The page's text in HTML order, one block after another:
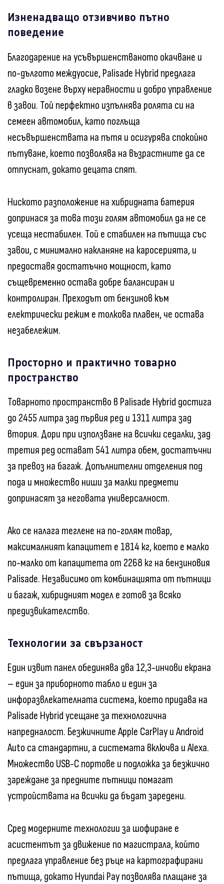
Изненадващо отзивчиво пътно
поведение
Благодарение на усъвършенстваното окачване и
по-дългото междуосие, Palisade Hybrid предлага
гладко возене върху неравности и добро управление
в завои. Той перфектно изпълнява ролята си на
семеен автомобил, като поглъща
несъвършенствата на пътя и осигурява спокойно
пътуване, което позволява на възрастните да се
отпуснат, докато децата спят.
Ниското разположение на хибридната батерия
допринася за това този голям автомобил да не се
усеща нестабилен. Той е стабилен на пътища със
завои, с минимално накланяне на каросерията, и
предоставя достатъчно мощност, като
същевременно остава добре балансиран и
контролиран. Преходът от бензинов към
електрически режим е толкова плавен, че остава
незабележим.
Просторно и практично товарно
пространство
Товарното пространство в Palisade Hybrid достига
до 2455 литра зад първия ред и 1311 литра зад
втория. Дори при използване на всички седалки, зад
третия ред остават 541 литра обем, достатъчни
за превоз на багаж. Допълнителни отделения под
пода и множество ниши за малки предмети
допринасят за неговата универсалност.
Ако се налага теглене на по-голям товар,
максималният капацитет е 1814 кг, което е малко
по-малко от капацитета от 2268 кг на бензиновия
Palisade. Независимо от комбинацията от пътници
и багаж, хибридният модел е готов за всяко
предизвикателство.
Технологии за свързаност
Един извит панел обединява два 12,3-инчови екрана
– един за приборното табло и един за
инфоразвлекателната система, което придава на
Palisade Hybrid усещане за технологична
напредналост. Безжичните Apple CarPlay и Android
Auto са стандартни, а системата включва и Alexa.
Множество USB-C портове и подложка за безжично
зареждане за предните пътници помагат
устройствата на всички да бъдат заредени.
Сред модерните технологии за шофиране е
асистентът за движение по магистрала, който
предлага управление без ръце на картографирани
пътища, докато Hyundai Pay позволява плащане за